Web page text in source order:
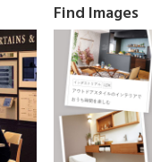
Find Images